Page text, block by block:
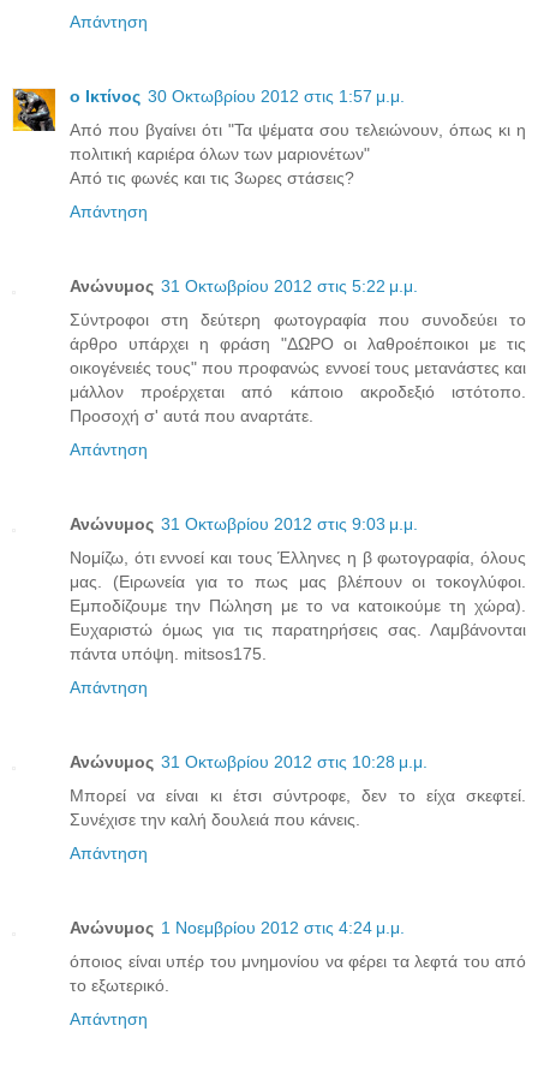
Απάντηση
ο Ικτίνος 30 Οκτωβρίου 2012 στις 1:57 μ.μ.
Από που βγαίνει ότι "Τα ψέματα σου τελειώνουν, όπως κι η
πολιτική καριέρα όλων των μαριονέτων"
Από τις φωνές και τις 3ωρες στάσεις?
Απάντηση
Ανώνυμος 31 Οκτωβρίου 2012 στις 5:22 μ.μ.
Σύντροφοι στη δεύτερη φωτογραφία που συνοδεύει το
άρθρο υπάρχει η φράση "ΔΩΡΟ οι λαθροέποικοι με τις
οικογένειές τους" που προφανώς εννοεί τους μετανάστες και
μάλλον προέρχεται από κάποιο ακροδεξιό ιστότοπο.
Προσοχή σ' αυτά που αναρτάτε.
Απάντηση
Ανώνυμος 31 Οκτωβρίου 2012 στις 9:03 μ.μ.
Νομίζω, ότι εννοεί και τους Έλληνες η β φωτογραφία, όλους
μας. (Ειρωνεία για το πως μας βλέπουν οι τοκογλύφοι.
Εμποδίζουμε την Πώληση με το να κατοικούμε τη χώρα).
Ευχαριστώ όμως για τις παρατηρήσεις σας. Λαμβάνονται
πάντα υπόψη. mitsos175.
Απάντηση
Ανώνυμος 31 Οκτωβρίου 2012 στις 10:28 μ.μ.
Μπορεί να είναι κι έτσι σύντροφε, δεν το είχα σκεφτεί.
Συνέχισε την καλή δουλειά που κάνεις.
Απάντηση
Ανώνυμος 1 Νοεμβρίου 2012 στις 4:24 μ.μ.
όποιος είναι υπέρ του μνημονίου να φέρει τα λεφτά του από
το εξωτερικό.
Απάντηση